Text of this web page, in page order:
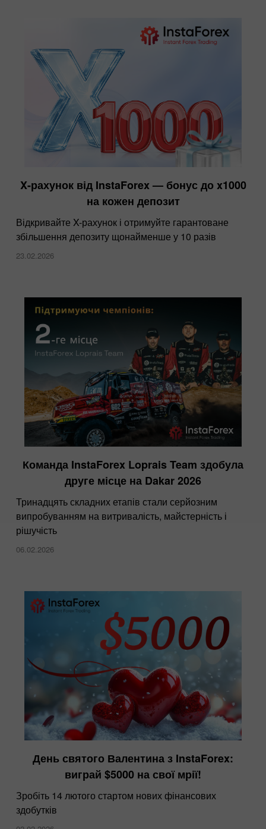
X-рахунок від InstaForex — бонус до x1000
на кожен депозит
Відкривайте X-рахунок і отримуйте гарантоване
збільшення депозиту щонайменше у 10 разів
23.02.2026
Команда InstaForex Loprais Team здобула
друге місце на Dakar 2026
Тринадцять складних етапів стали серйозним
випробуванням на витривалість, майстерність і
рішучість
06.02.2026
День святого Валентина з InstaForex:
виграй $5000 на свої мрії!
Зробіть 14 лютого стартом нових фінансових
здобутків